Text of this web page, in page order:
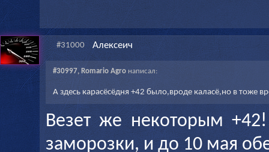
#31000 Алексеич
#30997, Romario Agroнаписал:
А здесь карасёсёдня +42 было,вроде каласё,но в тоже
Везет же некоторым
заморозки, и до 10 мая